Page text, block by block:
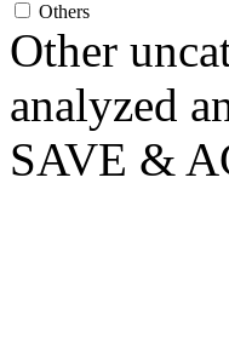
Others
Other
analyzed
SAVE &